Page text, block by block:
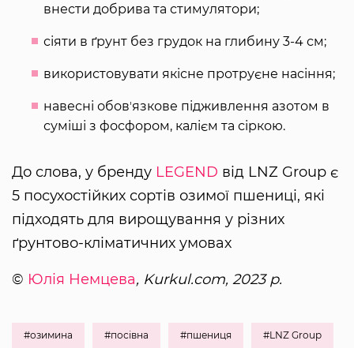
внести добрива та стимулятори;
сіяти в ґрунт без грудок на глибину 3-4 см;
використовувати якісне протруєне насіння;
навесні обовʼязкове підживлення азотом в
суміші з фосфором, калієм та сіркою.
До слова, у бренду LEGEND від LNZ Group є
5 посухостійких сортів озимої пшениці, які
підходять для вирощування у різних
ґрунтово-кліматичних умовах
© Юлія Немцева, Kurkul.com, 2023 р.
#озимина #посівна #пшениця #LNZ Group